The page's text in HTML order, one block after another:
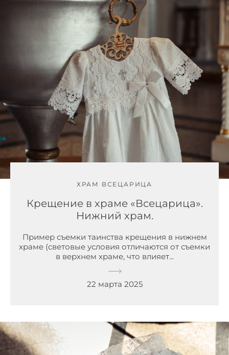
ХРАМ ВСЕЦАРИЦА
Крещение в храме «Всецарица».
Нижний храм.
Пример съемки таинства крещения в нижнем
храме (световые условия отличаются от съемки
в верхнем храме, что влияет...
22 марта 2025